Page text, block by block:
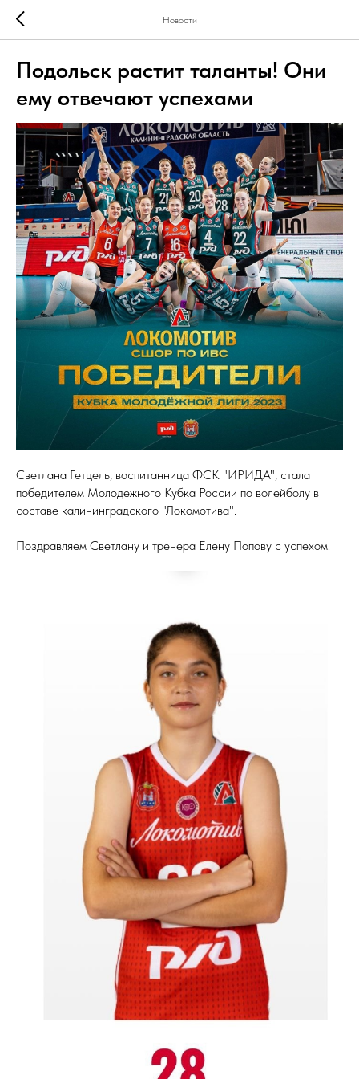
Новости
Подольск растит таланты! Они
ему отвечают успехами
Светлана Гетцель, воспитанница ФСК "ИРИДА", стала
победителем Молодежного Кубка России по волейболу в
составе калининградского "Локомотива".
Поздравляем Светлану и тренера Елену Попову с успехом!